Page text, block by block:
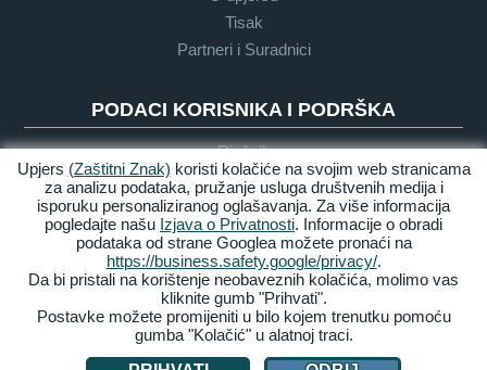
Tisak
Partneri i Suradnici
PODACI KORISNIKA I PODRŠKA
Rječnik
Upute o Igri
Podrška
Zasluge &
obavijesti
Pravila
privatnosti
Uvijeti &
Odredbe
Dostupnost
Upravljaj Kolačićima
Upjers (Zaštitni Znak) koristi kolačiće na svojim web stranicama
za analizu podataka, pružanje usluga društvenih medija i
isporuku personaliziranog oglašavanja. Za više informacija
pogledajte našu Izjava o Privatnosti. Informacije o obradi
podataka od strane Googlea možete pronaći na
https://business.safety.google/privacy/.
Da bi pristali na korištenje neobaveznih kolačića, molimo vas
kliknite gumb "Prihvati".
Postavke možete promijeniti u bilo kojem trenutku pomoću
gumba "Kolačić" u alatnoj traci.